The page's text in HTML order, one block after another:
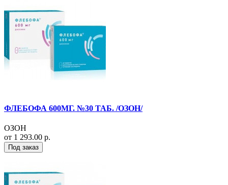
ФЛЕБОФА 600МГ. №30 ТАБ. /ОЗОН/
ОЗОН
от 1 293.00 р.
Под заказ